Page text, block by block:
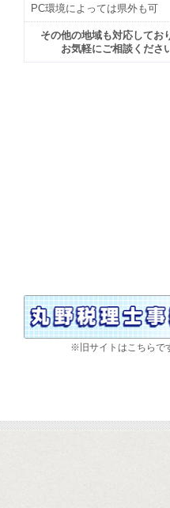
PC環境によっては県外も可
その他の地域も対応してお
お気軽にご相談くださ
※旧サイトはこちらで